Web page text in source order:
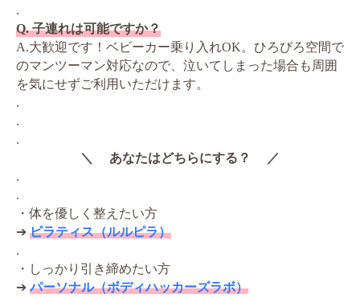
.
Q. 子連れは可能ですか？
A.大歓迎です！ベビーカー乗り入れOK。ひろびろ空間で
のマンツーマン対応なので、泣いてしまった場合も周囲
を気にせずご利用いただけます。
.
.
.
＼ あなたはどちらにする？ ／
.
.
・体を優しく整えたい方
➔ ピラティス（ルルピラ）
.
・しっかり引き締めたい方
➔パーソナル（ボディハッカーズラボ）